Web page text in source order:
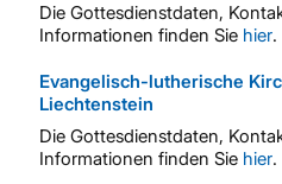
Die Gottesdienstdaten,
Informationen finden Sie hier.
Evangelisch-lutherische
Liechtenstein
Die Gottesdienstdaten,
Informationen finden Sie hier.